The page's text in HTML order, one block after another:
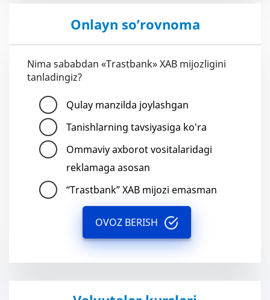
Onlayn so’rovnoma
Nima sababdan «Trastbank» XAB mijozligini
tanladingiz?
Qulay manzilda joylashgan
Tanishlarning tavsiyasiga ko'ra
Ommaviy axborot vositalaridagi
reklamaga asosan
“Trastbank” XAB mijozi emasman
OVOZ BERISH